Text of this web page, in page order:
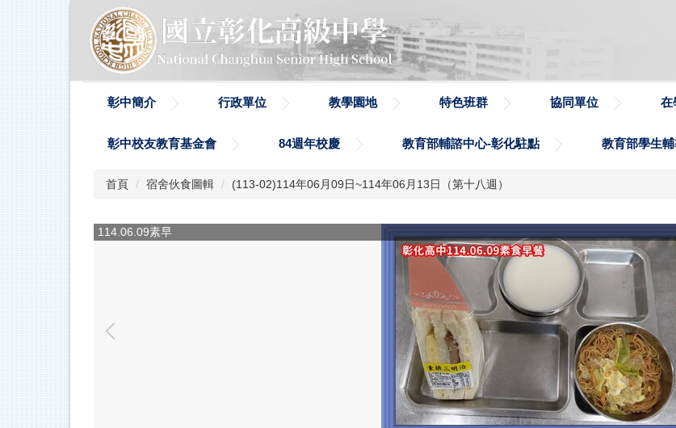
彰中簡介 行政單位 教學園地 特色班群 協同單位 在
彰中校友教育基金會 84週年校慶 教育部輔諮中心-彰化駐點 教育部學生
首頁 宿舍伙食圖輯 (113-02)114年06月09日~114年06月13日（第十八週）